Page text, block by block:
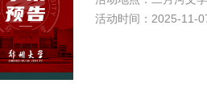
活动时间：2025-11-